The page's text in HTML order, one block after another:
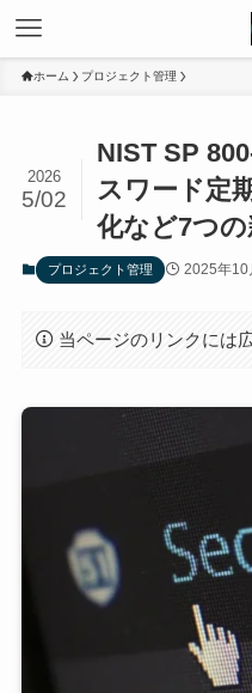
ホーム プロジェクト管理
NIST SP
スワード定
化など7つ
2026
5/02
プロジェクト管理 2025年10
当ページのリンクには